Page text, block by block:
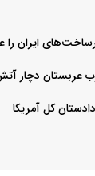
ایران را
عربستان دچار
کل آمریکا